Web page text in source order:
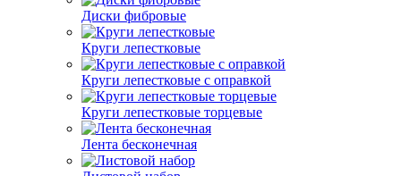
Диски фибровые
Круги лепестковые
Круги лепестковые с оправкой
Круги лепестковые торцевые
Лента бесконечная